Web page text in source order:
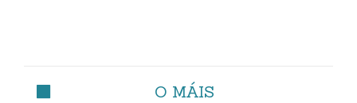
O MÁIS